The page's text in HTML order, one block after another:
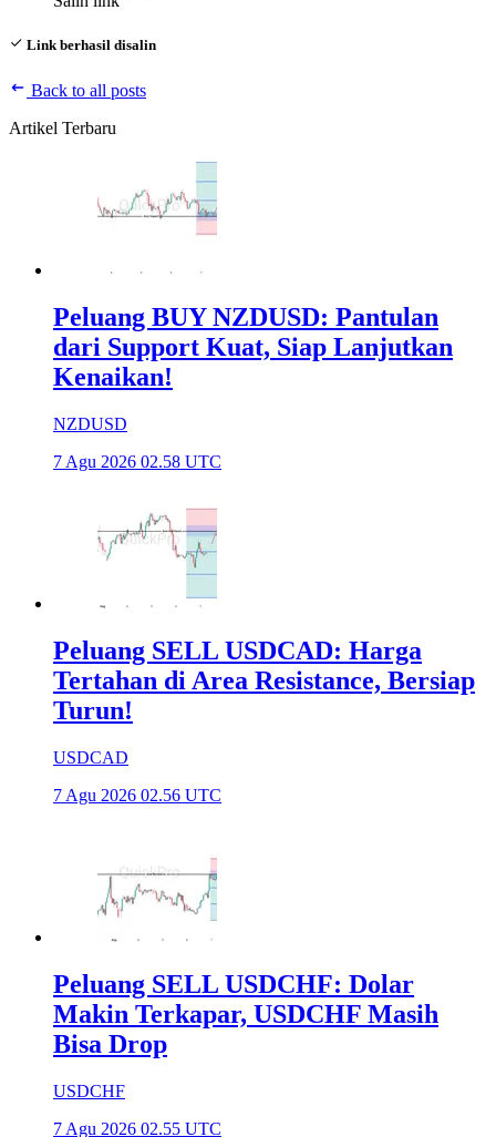
Link berhasil disalin
Back to all posts
Artikel Terbaru
Peluang BUY NZDUSD: Pantulan
dari Support Kuat, Siap Lanjutkan
Kenaikan!
NZDUSD
7 Agu 2026 02.58 UTC
Peluang SELL USDCAD: Harga
Tertahan di Area Resistance, Bersiap
Turun!
USDCAD
7 Agu 2026 02.56 UTC
Peluang SELL USDCHF: Dolar
Makin Terkapar, USDCHF Masih
Bisa Drop
USDCHF
7 Agu 2026 02.55 UTC